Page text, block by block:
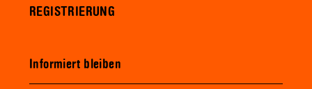
REGISTRIERUNG
Informiert bleiben